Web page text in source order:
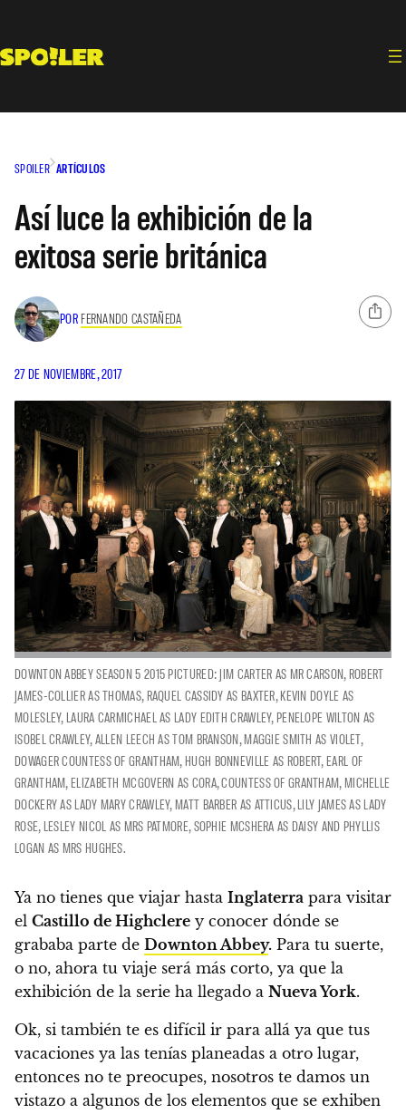
contenido
SPOILER ARTÍCULOS
Así luce la exhibición de la
exitosa serie británica
POR FERNANDO CASTAÑEDA
27 DE NOVIEMBRE, 2017
DOWNTON ABBEY SEASON 5 2015 PICTURED: JIM CARTER AS MR CARSON, ROBERT
JAMES-COLLIER AS THOMAS, RAQUEL CASSIDY AS BAXTER, KEVIN DOYLE AS
MOLESLEY, LAURA CARMICHAEL AS LADY EDITH CRAWLEY, PENELOPE WILTON AS
ISOBEL CRAWLEY, ALLEN LEECH AS TOM BRANSON, MAGGIE SMITH AS VIOLET,
DOWAGER COUNTESS OF GRANTHAM, HUGH BONNEVILLE AS ROBERT, EARL OF
GRANTHAM, ELIZABETH MCGOVERN AS CORA, COUNTESS OF GRANTHAM, MICHELLE
DOCKERY AS LADY MARY CRAWLEY, MATT BARBER AS ATTICUS, LILY JAMES AS LADY
ROSE, LESLEY NICOL AS MRS PATMORE, SOPHIE MCSHERA AS DAISY AND PHYLLIS
LOGAN AS MRS HUGHES.
Ya no tienes que viajar hasta Inglaterra para visitar
el Castillo de Highclere y conocer dónde se
grababa parte de Downton Abbey. Para tu suerte,
o no, ahora tu viaje será más corto, ya que la
exhibición de la serie ha llegado a Nueva York.
Ok, si también te es difícil ir para allá ya que tus
vacaciones ya las tenías planeadas a otro lugar,
entonces no te preocupes, nosotros te damos un
vistazo a algunos de los elementos que se exhiben